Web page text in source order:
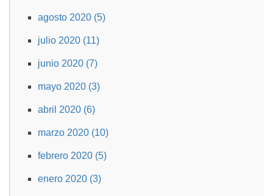
agosto 2020 (5)
julio 2020 (11)
junio 2020 (7)
mayo 2020 (3)
abril 2020 (6)
marzo 2020 (10)
febrero 2020 (5)
enero 2020 (3)